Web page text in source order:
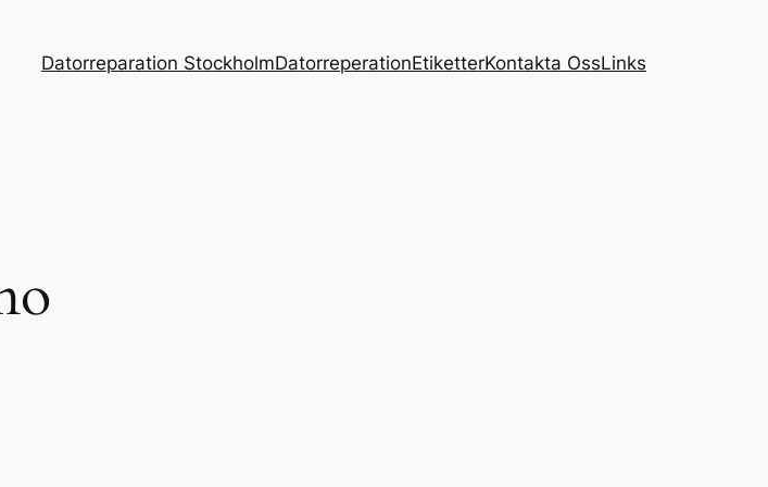
Datorreparation StockholmDatorreperationEtiketterKontakta OssLinks